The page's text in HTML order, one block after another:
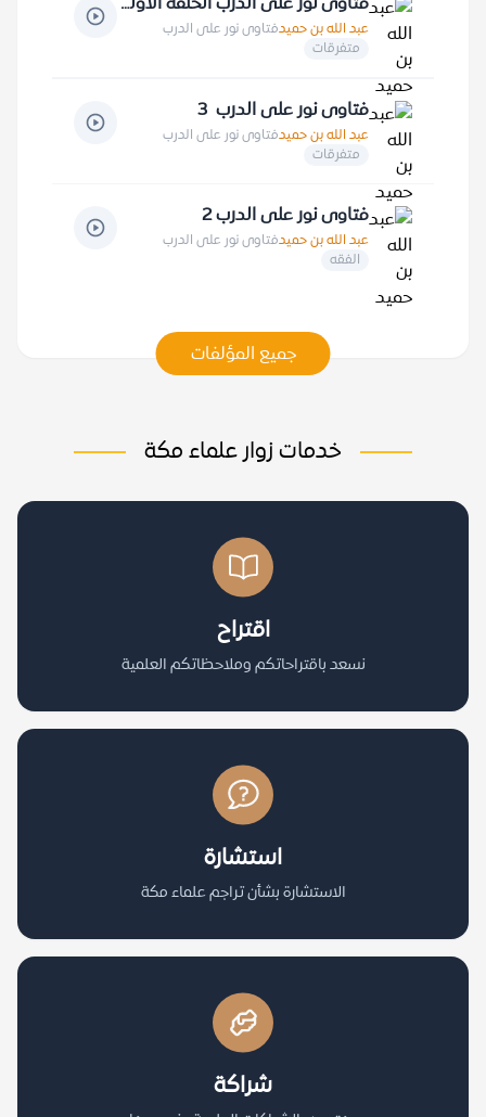
عبد الله بن حميدفتاوى نور على الدرب
متفرقات
فتاوى نور على الدرب 3
عبد الله بن حميدفتاوى نور على الدرب
متفرقات
فتاوى نور على الدرب 2
عبد الله بن حميدفتاوى نور على الدرب
الفقه
جميع المؤلفات
خدمات زوار علماء مكة
اقتراح
نسعد باقتراحاتكم وملاحظاتكم العلمية
استشارة
الاستشارة بشأن تراجم علماء مكة
شراكة